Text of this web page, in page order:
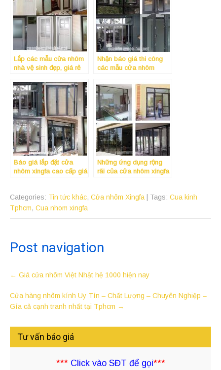
Lắp các mẫu cửa nhôm
nhà vệ sinh đẹp, giá rẻ
Tphcm
Nhận báo giá thi công
các mẫu cửa nhôm
tiếng nhất tại quận Tân
Phú Tphcm
Báo giá lắp đặt cửa
nhôm xingfa cao cấp giá
Những ứng dụng rộng
rãi của cửa nhôm xingfa
Categories: Tin tức khác, Cửa nhôm Xingfa | Tags: Cua kinh
Tphcm, Cua nhom xingfa
Post navigation
← Giá cửa nhôm Việt Nhật hệ 1000 hiện nay
Cửa hàng nhôm kính Uy Tín – Chất Lượng – Chuyên Nghiệp –
Gía cả cạnh tranh nhất tại Tphcm →
Tư vấn báo giá
***Click vào SĐT để gọi***